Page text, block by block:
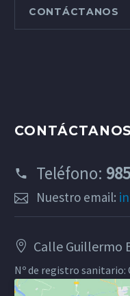
CONTÁCTANOS
CONTÁCTANOS
Teléfono:
Nuestro email:
Calle Guillermo
Nº de registro sanitario: